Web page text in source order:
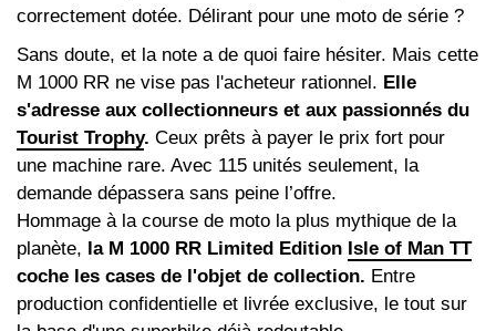
correctement dotée. Délirant pour une moto de série ?
Sans doute, et la note a de quoi faire hésiter. Mais cette
M 1000 RR ne vise pas l'acheteur rationnel. Elle
s'adresse aux collectionneurs et aux passionnés du
Tourist Trophy. Ceux prêts à payer le prix fort pour
une machine rare. Avec 115 unités seulement, la
demande dépassera sans peine l’offre.
Hommage à la course de moto la plus mythique de la
planète, la M 1000 RR Limited Edition Isle of Man TT
coche les cases de l'objet de collection. Entre
production confidentielle et livrée exclusive, le tout sur